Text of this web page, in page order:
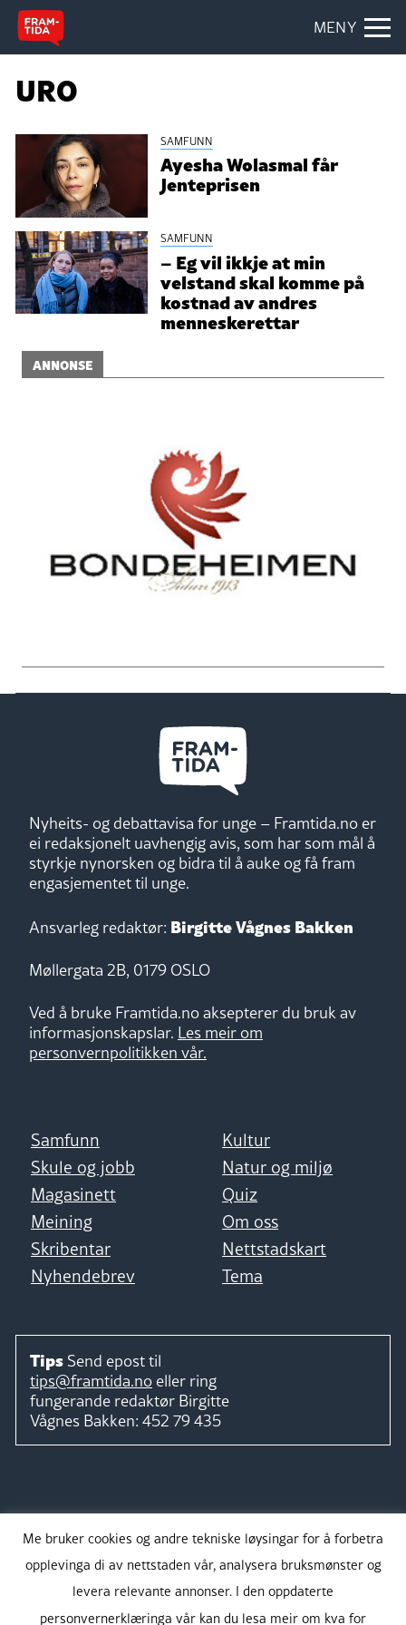
MENY
URO
SAMFUNN
Ayesha Wolasmal får
Jenteprisen
SAMFUNN
– Eg vil ikkje at min
velstand skal komme på
kostnad av andres
menneskerettar
ANNONSE
Nyheits- og debattavisa for unge – Framtida.no er
ei redaksjonelt uavhengig avis, som har som mål å
styrkje nynorsken og bidra til å auke og få fram
engasjementet til unge.
Ansvarleg redaktør: Birgitte Vågnes Bakken
Møllergata 2B, 0179 OSLO
Ved å bruke Framtida.no aksepterer du bruk av
informasjonskapslar. Les meir om
personvernpolitikken vår.
Samfunn
Kultur
Skule og jobb
Natur og miljø
Magasinett
Quiz
Meining
Om oss
Skribentar
Nettstadskart
Nyhendebrev
Tema
Tips Send epost til
tips@framtida.no eller ring
fungerande redaktør Birgitte
Vågnes Bakken: 452 79 435
Me bruker cookies og andre tekniske løysingar for å forbetra
opplevinga di av nettstaden vår, analysera bruksmønster og
levera relevante annonser. I den oppdaterte
personvernerklæringa vår kan du lesa meir om kva for